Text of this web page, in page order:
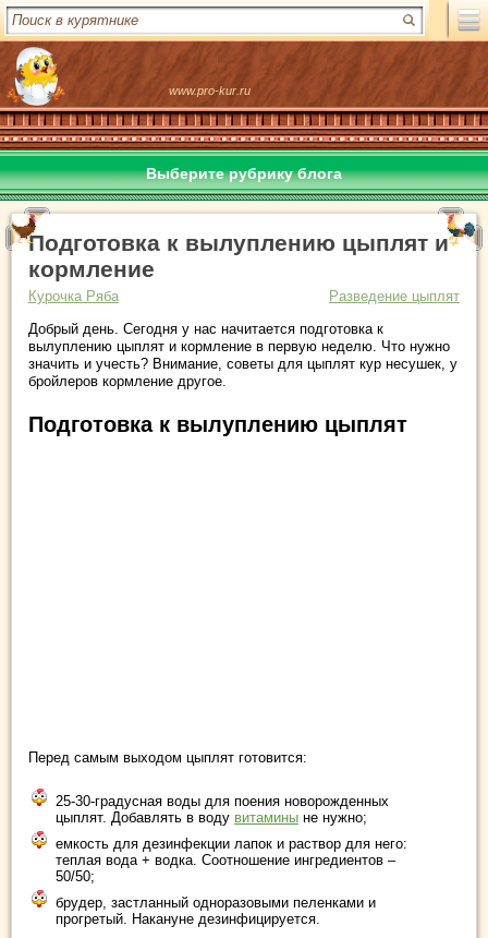
www.pro-kur.ru
Выберите рубрику блога
Подготовка к вылуплению цыплят и
кормление
Курочка Ряба
Разведение цыплят
Добрый день. Сегодня у нас начитается подготовка к
вылуплению цыплят и кормление в первую неделю. Что нужно
значить и учесть? Внимание, советы для цыплят кур несушек, у
бройлеров кормление другое.
Подготовка к вылуплению цыплят
Перед самым выходом цыплят готовится:
25-30-градусная воды для поения новорожденных
цыплят. Добавлять в воду витамины не нужно;
емкость для дезинфекции лапок и раствор для него:
теплая вода + водка. Соотношение ингредиентов –
50/50;
брудер, застланный одноразовыми пеленками и
прогретый. Накануне дезинфицируется.